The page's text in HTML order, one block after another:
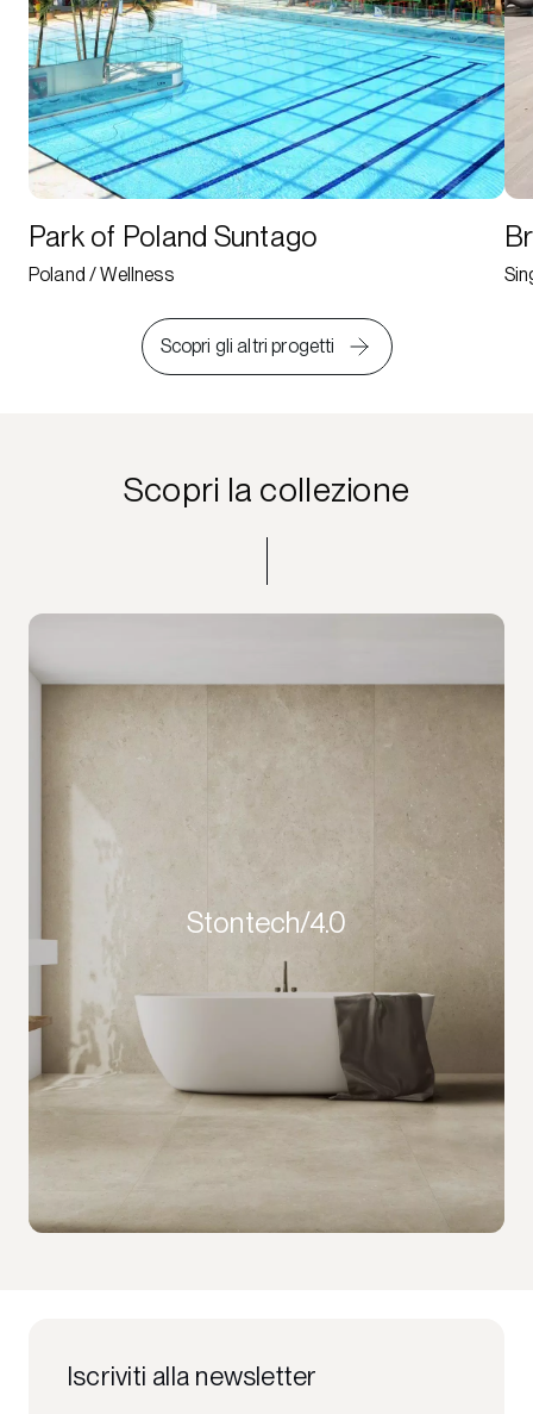
Park of Poland Suntago
Poland / Wellness
Scopri gli altri progetti
Scopri la collezione
Stontech/4.0
Iscriviti alla newsletter